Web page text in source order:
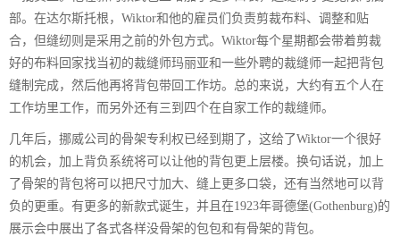
部。在达尔斯托根，Wiktor和他的雇员们负责剪裁布料、调整和贴
合，但缝纫则是采用之前的外包方式。Wiktor每个星期都会带着剪裁
好的布料回家找当初的裁缝师玛丽亚和一些外聘的裁缝师一起把背包
缝制完成，然后他再将背包带回工作坊。总的来说，大约有五个人在
工作坊里工作，而另外还有三到四个在自家工作的裁缝师。
几年后，挪威公司的骨架专利权已经到期了，这给了Wiktor一个很好
的机会，加上背负系统将可以让他的背包更上层楼。换句话说，加上
了骨架的背包将可以把尺寸加大、缝上更多口袋，还有当然地可以背
负的更重。有更多的新款式诞生，并且在1923年哥德堡(Gothenburg)的
展示会中展出了各式各样没骨架的包包和有骨架的背包。